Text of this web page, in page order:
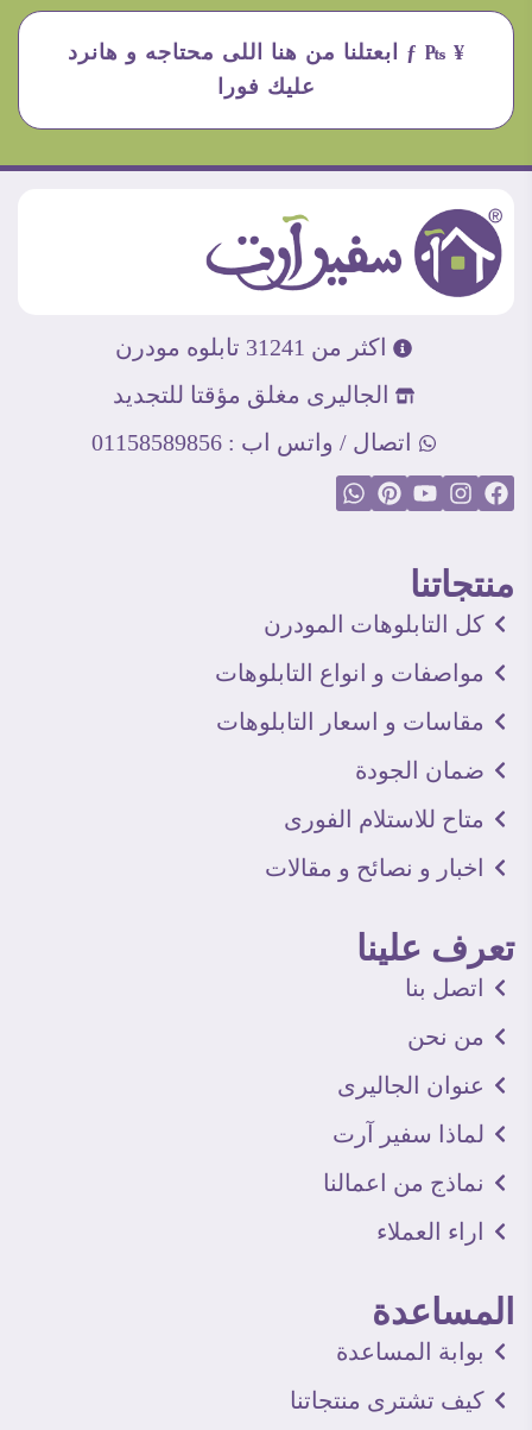
¥ ₧ ƒ ابعتلنا من هنا اللى محتاجه و هانرد
عليك فورا
اكثر من 31241 تابلوه مودرن
الجاليرى مغلق مؤقتا للتجديد
اتصال / واتس اب : 01158589856
منتجاتنا
كل التابلوهات المودرن
مواصفات و انواع التابلوهات
مقاسات و اسعار التابلوهات
ضمان الجودة
متاح للاستلام الفورى
اخبار و نصائح و مقالات
تعرف علينا
اتصل بنا
من نحن
عنوان الجاليرى
لماذا سفير آرت
نماذج من اعمالنا
اراء العملاء
المساعدة
بوابة المساعدة
كيف تشترى منتجاتنا